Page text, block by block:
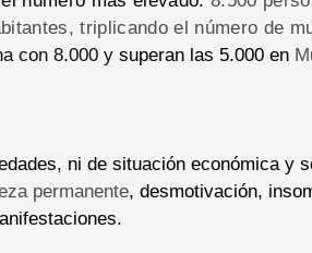
triplicando el número de
con 8.000 ysuperan las 5.000 en
ni de situación económica y
permanente, desmotivación,